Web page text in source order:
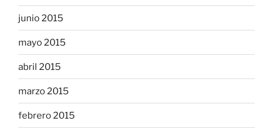
junio 2015
mayo 2015
abril 2015
marzo 2015
febrero 2015